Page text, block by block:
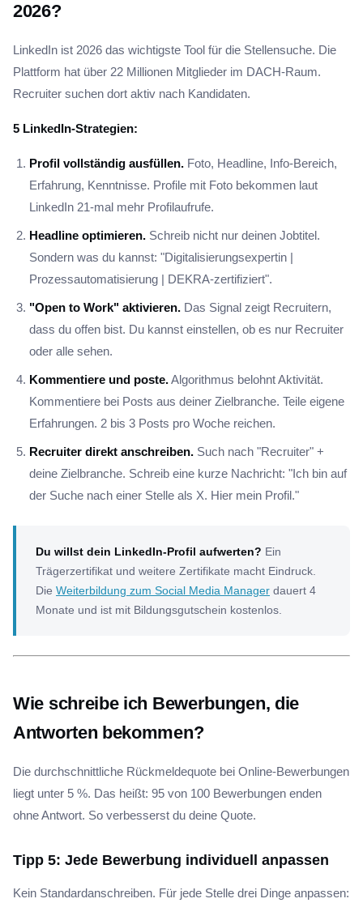
2026?
LinkedIn ist 2026 das wichtigste Tool für die Stellensuche. Die
Plattform hat über 22 Millionen Mitglieder im DACH-Raum.
Recruiter suchen dort aktiv nach Kandidaten.
5 LinkedIn-Strategien:
Profil vollständig ausfüllen. Foto, Headline, Info-Bereich,
Erfahrung, Kenntnisse. Profile mit Foto bekommen laut
LinkedIn 21-mal mehr Profilaufrufe.
Headline optimieren. Schreib nicht nur deinen Jobtitel.
Sondern was du kannst: "Digitalisierungsexpertin |
Prozessautomatisierung | DEKRA-zertifiziert".
"Open to Work" aktivieren. Das Signal zeigt Recruitern,
dass du offen bist. Du kannst einstellen, ob es nur Recruiter
oder alle sehen.
Kommentiere und poste.Algorithmus belohnt Aktivität.
Kommentiere bei Posts aus deiner Zielbranche. Teile eigene
Erfahrungen. 2 bis 3 Posts pro Woche reichen.
Recruiter direkt anschreiben. Such nach "Recruiter" +
deine Zielbranche. Schreib eine kurze Nachricht: "Ich bin auf
der Suche nach einer Stelle als X. Hier mein Profil."
Du willst dein LinkedIn-Profil aufwerten? Ein
Trägerzertifikat und weitere Zertifikate macht Eindruck.
Die Weiterbildung zum Social Media Manager dauert 4
Monate und ist mit Bildungsgutschein kostenlos.
Wie schreibe ich Bewerbungen, die
Antworten bekommen?
Die durchschnittliche Rückmeldequote bei Online-Bewerbungen
liegt unter 5 %. Das heißt: 95 von 100 Bewerbungen enden
ohne Antwort. So verbesserst du deine Quote.
Tipp 5: Jede Bewerbung individuell anpassen
Kein Standardanschreiben. Für jede Stelle drei Dinge anpassen: